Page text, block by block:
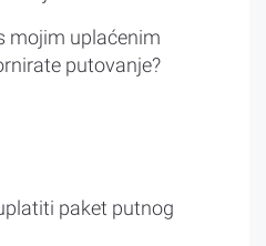
mojim uplaćenim
putovanje?
paket putnog